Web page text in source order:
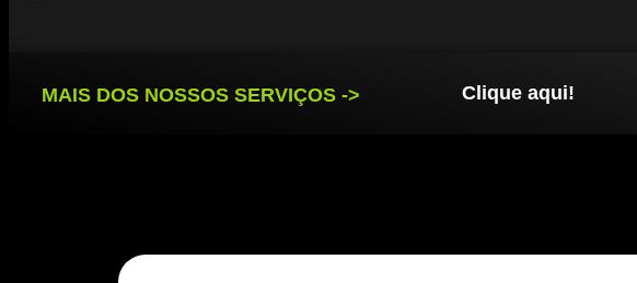
MAIS DOS NOSSOS SERVIÇOS -> Clique aqui!